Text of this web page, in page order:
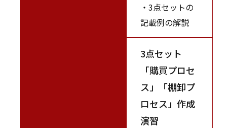
・3点セットの
記載例の解説
3点セット
「購買プロセ
ス」「棚卸プ
ロセス」作成
演習